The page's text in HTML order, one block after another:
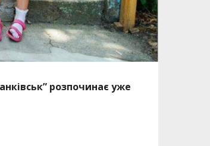
розпочинає уже